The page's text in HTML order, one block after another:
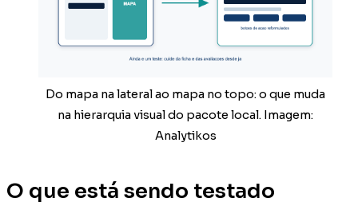
Do mapa na lateral ao mapa no topo: o que muda
na hierarquia visual do pacote local. Imagem:
Analytikos
O que está sendo testado